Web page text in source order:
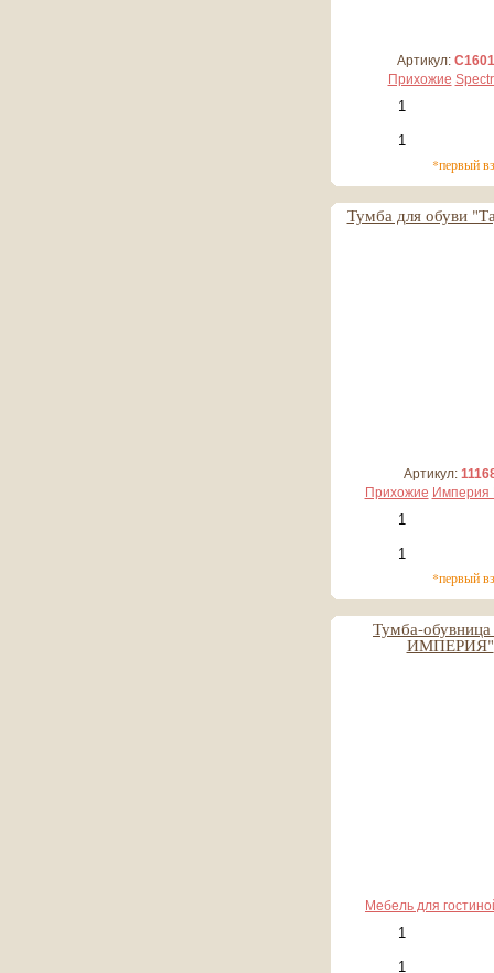
Артикул:
Прихожие
*первый
Тумба для обуви
Артикул:
Прихожие Империя
*первый
Тумба-
ИМПЕРИЯ"
Мебель для